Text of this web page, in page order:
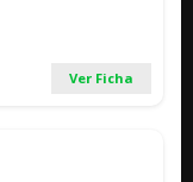
Ver Ficha